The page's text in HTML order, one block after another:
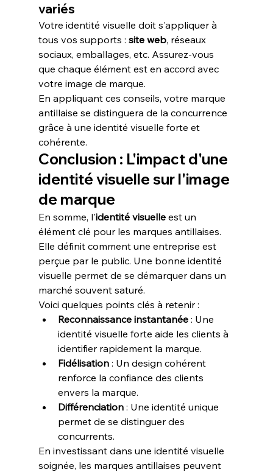
variés
Votre identité visuelle doit s'appliquer à
tous vos supports : site web, réseaux
sociaux, emballages, etc. Assurez-vous
que chaque élément est en accord avec
votre image de marque.
En appliquant ces conseils, votre marque
antillaise se distinguera de la concurrence
grâce à une identité visuelle forte et
cohérente.
Conclusion : L'impact d'une
identité visuelle sur l'image
de marque
En somme, l'identité visuelle est un
élément clé pour les marques antillaises.
Elle définit comment une entreprise est
perçue par le public. Une bonne identité
visuelle permet de se démarquer dans un
marché souvent saturé.
Voici quelques points clés à retenir :
Reconnaissance instantanée : Une
identité visuelle forte aide les clients à
identifier rapidement la marque.
Fidélisation : Un design cohérent
renforce la confiance des clients
envers la marque.
Différenciation : Une identité unique
permet de se distinguer des
concurrents.
En investissant dans une identité visuelle
soignée, les marques antillaises peuvent